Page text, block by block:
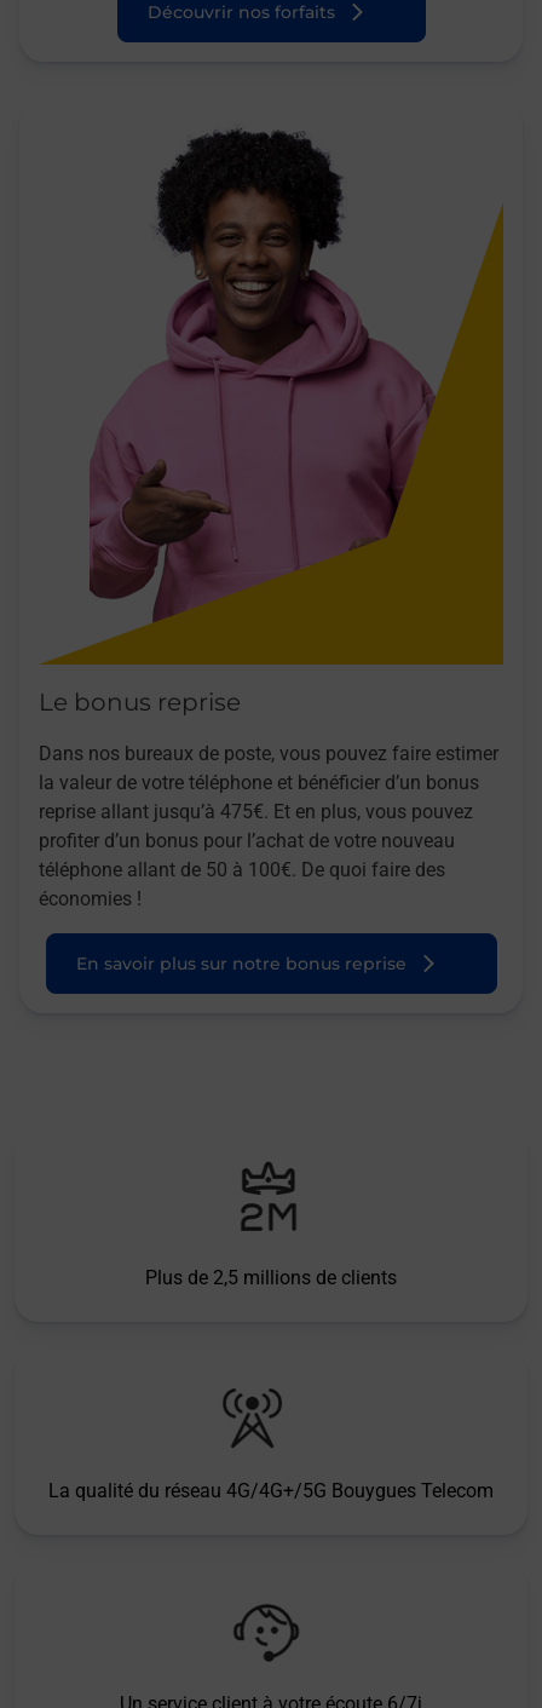
Découvrir nos forfaits
Le bonus reprise
Dans nos bureaux de poste, vous pouvez faire estimer
la valeur de votre téléphone et bénéficier d’un bonus
reprise allant jusqu’à 475€. Et en plus, vous pouvez
profiter d’un bonus pour l’achat de votre nouveau
téléphone allant de 50 à 100€. De quoi faire des
économies !
En savoir plus sur notre bonus reprise
Plus de 2,5 millions de clients
La qualité du réseau 4G/4G+/5G Bouygues Telecom